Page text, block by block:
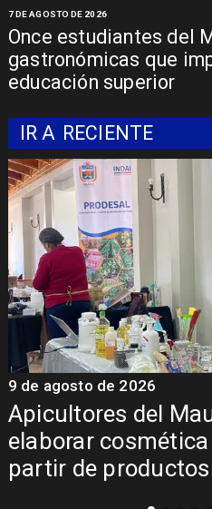
Once estudiantes del
gastronómicas que
educación superior
7 DE AGOSTO DE 2026
IR A RECIENTE
Álvarez-
inversión regional
obras de la
9 de agosto de 2026